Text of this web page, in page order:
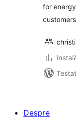
for
Despre